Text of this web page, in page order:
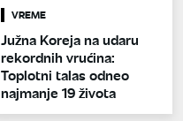
VREME
Južna Koreja na udaru
rekordnih vrućina:
Toplotni talas odneo
najmanje 19 života